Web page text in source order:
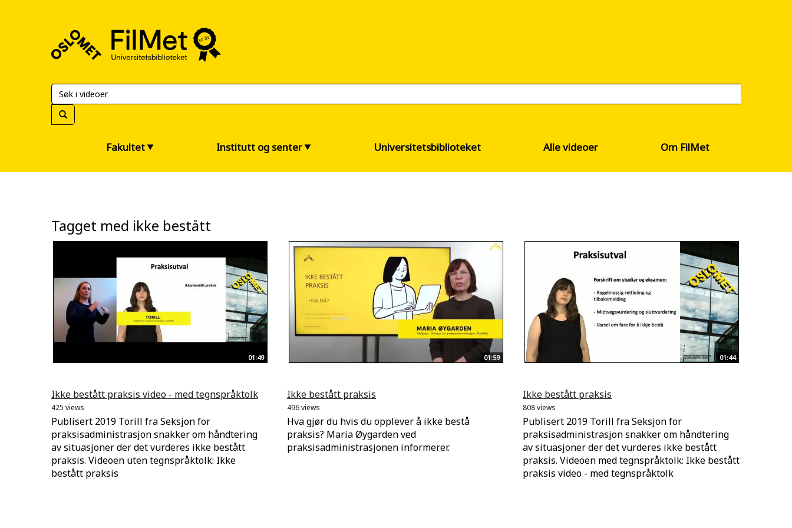
Universitetsbiblioteket
Fakultet Institutt og senter Universitetsbiblioteket Alle videoer Om FilMet
Tagget med ikke bestått
01:49
Ikke bestått praksis video - med tegnspråktolk
425 views
Publisert 2019 Torill fra Seksjon for
praksisadministrasjon snakker om håndtering
av situasjoner der det vurderes ikke bestått
praksis. Videoen uten tegnspråktolk: Ikke
bestått praksis
01:59
Ikke bestått praksis
496 views
Hva gjør du hvis du opplever å ikke bestå
praksis? Maria Øygarden ved
praksisadministrasjonen informerer.
01:44
Ikke bestått praksis
808 views
Publisert 2019 Torill fra Seksjon for
praksisadministrasjon snakker om håndtering
av situasjoner der det vurderes ikke bestått
praksis. Videoen med tegnspråktolk: Ikke bestått
praksis video - med tegnspråktolk